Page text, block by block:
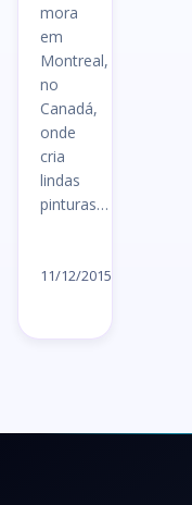
mora
em
Montreal,
no
Canadá,
onde
cria
lindas
pinturas…
11/12/2015